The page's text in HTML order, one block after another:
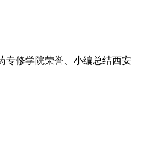
专修学院荣誉、小编总结西安